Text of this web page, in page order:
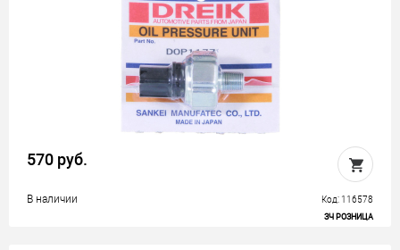
570 руб.
В наличии Код: 116578
ЗЧ РОЗНИЦА